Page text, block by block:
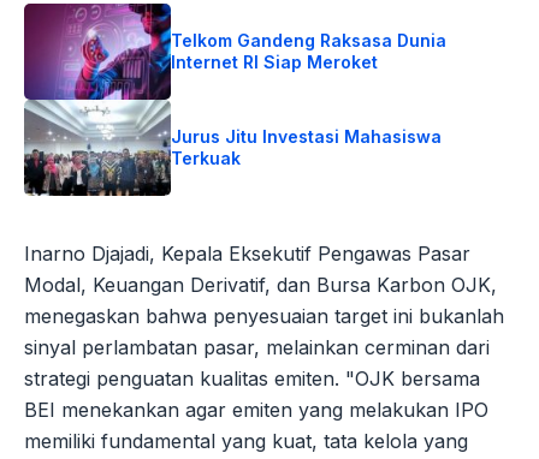
Telkom Gandeng Raksasa Dunia
Internet RI Siap Meroket
Jurus Jitu Investasi Mahasiswa
Terkuak
Inarno Djajadi, Kepala Eksekutif Pengawas Pasar
Modal, Keuangan Derivatif, dan Bursa Karbon OJK,
menegaskan bahwa penyesuaian target ini bukanlah
sinyal perlambatan pasar, melainkan cerminan dari
strategi penguatan kualitas emiten. "OJK bersama
BEI menekankan agar emiten yang melakukan IPO
memiliki fundamental yang kuat, tata kelola yang